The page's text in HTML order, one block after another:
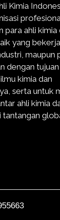
Kimia
para ahli kimia
yang
maupun
dengan
kimia dan
serta untuk
ahli kimia
tantangan